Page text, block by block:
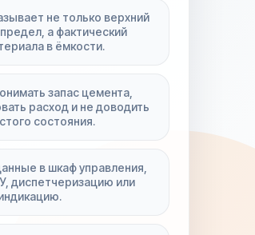
не только верхний
а фактический
в ёмкости.
запас цемента,
расход и не доводить
состояния.
в шкаф управления,
диспетчеризацию или